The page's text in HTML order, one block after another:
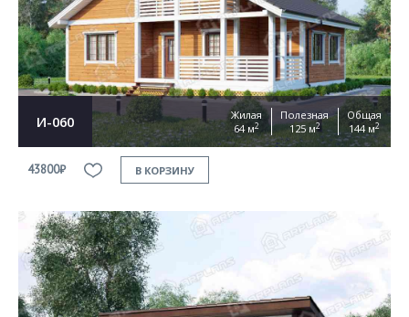
И-060
Жилая
64 м2
Полезная
125 м2
Общая
144 м2
43800₽ В КОРЗИНУ